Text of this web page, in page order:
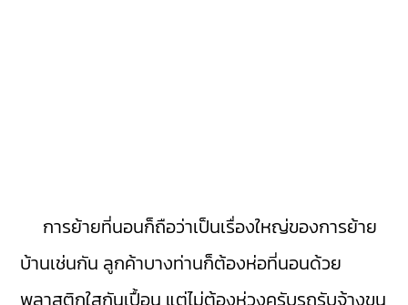
การย้ายที่นอนก็ถือว่าเป็นเรื่องใหญ่ของการย้าย
บ้านเช่นกัน ลูกค้าบางท่านก็ต้องห่อที่นอนด้วย